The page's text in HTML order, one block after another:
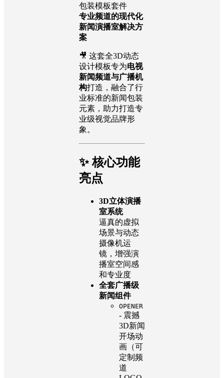
包装模板套件
专业频道的现代化
新闻演播室解决方
案
🎥 这套全3D动态
设计模板专为电视
新闻频道与广播机
构打造，融合了行
业标准的新闻包装
元素，助力打造专
业级视觉品牌形
象。
✨ 核心功能
亮点
3D立体演播
室系统
逼真的虚拟
场景与动态
摄像机运
镜，增强演
播室空间感
和专业度
全套广播级
新闻组件
OPENER
- 震撼
3D新闻
开场动
画（可
定制频
道